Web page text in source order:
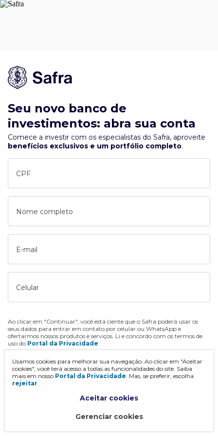
Seu novo banco de
investimentos: abra sua conta
Comece a investir com os especialistas do Safra, aproveite
benefícios exclusivos e um portfólio completo.
CPF
Nome completo
E-mail
Celular
Ao clicar em "Continuar", você está ciente que o Safra poderá usar os
seus dados para entrar em contato por celular ou WhatsApp e
ofertarmos nossos produtos e serviços. Li e concordo com os termos de
uso do Portal da Privacidade.
Continuar
Usamos cookies para melhorar sua navegação. Ao clicar em "Aceitar
cookies", você terá acesso a todas as funcionalidades do site. Saiba
mais em nosso Portal da Privacidade. Mas, se preferir, escolha
rejeitar.
Aceitar cookies
Gerenciar cookies